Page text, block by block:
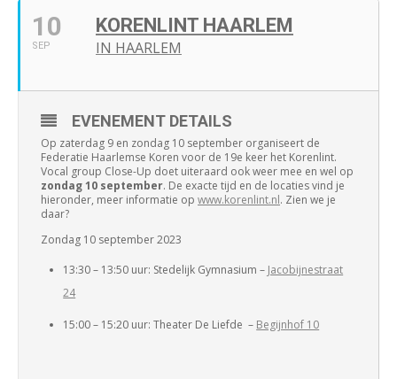
10
SEP
KORENLINT HAARLEM
IN HAARLEM
EVENEMENT DETAILS
Op zaterdag 9 en zondag 10 september organiseert de
Federatie Haarlemse Koren voor de 19e keer het Korenlint.
Vocal group Close-Up doet uiteraard ook weer mee en wel op
zondag 10 september. De exacte tijd en de locaties vind je
hieronder, meer informatie op www.korenlint.nl. Zien we je
daar?
Zondag 10 september 2023
13:30 – 13:50 uur: Stedelijk Gymnasium – Jacobijnestraat
24
15:00 – 15:20 uur: Theater De Liefde – Begijnhof 10